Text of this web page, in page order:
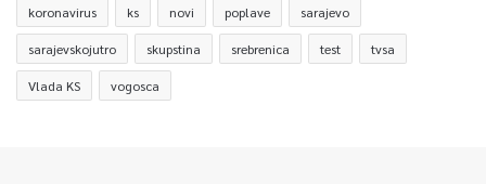
koronavirus ks novi poplave sarajevo
sarajevskojutro skupstina srebrenica test tvsa
Vlada KS vogosca